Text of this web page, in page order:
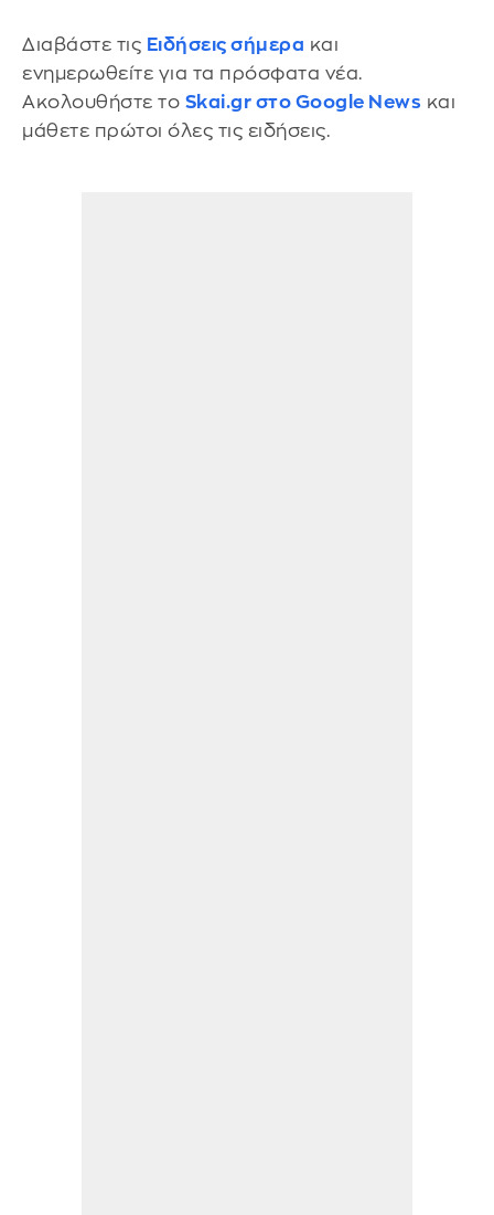
Διαβάστε τις Ειδήσεις σήμερα και
ενημερωθείτε για τα πρόσφατα νέα.
Ακολουθήστε το Skai.gr στο Google News και
μάθετε πρώτοι όλες τις ειδήσεις.